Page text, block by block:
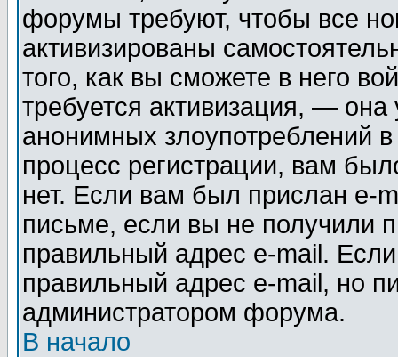
форумы требуют, чтобы все
активизированы
того, как вы сможете в него
требуется активизация, —
анонимных злоупотреблений
процесс регистрации, вам
нет. Если вам был прислан e-
письме, если вы не получили
правильный адрес e-mail.
правильный адрес e-mail, но
администратором форума.
В начало